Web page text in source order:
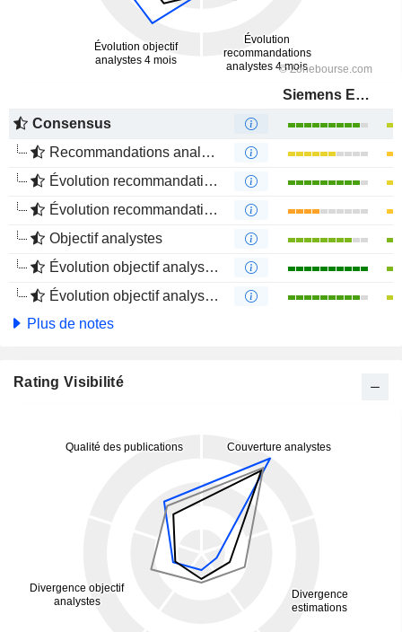
Siemens Energy AG
Consensus
Recommandations analystes
Évolution recommandations analystes 1 an
Évolution recommandations analystes 4 mois
Objectif analystes
Évolution objectif analystes 1 an
Évolution objectif analystes 4 mois
Plus de notes
Rating Visibilité